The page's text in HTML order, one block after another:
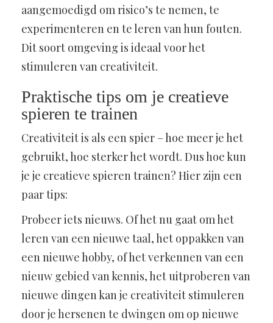
aangemoedigd om risico’s te nemen, te
experimenteren en te leren van hun fouten.
Dit soort omgeving is ideaal voor het
stimuleren van creativiteit.
Praktische tips om je creatieve
spieren te trainen
Creativiteit is als een spier – hoe meer je het
gebruikt, hoe sterker het wordt. Dus hoe kun
je je creatieve spieren trainen? Hier zijn een
paar tips:
Probeer iets nieuws. Of het nu gaat om het
leren van een nieuwe taal, het oppakken van
een nieuwe hobby, of het verkennen van een
nieuw gebied van kennis, het uitproberen van
nieuwe dingen kan je creativiteit stimuleren
door je hersenen te dwingen om op nieuwe